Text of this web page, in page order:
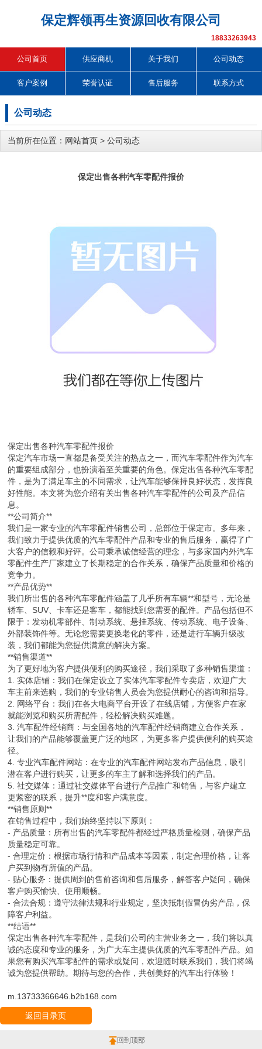
保定辉领再生资源回收有限公司
18833263943
公司首页 供应商机 关于我们 公司动态
客户案例 荣誉认证 售后服务 联系方式
公司动态
当前所在位置： 网站首页 > 公司动态
保定出售各种汽车零配件报价
保定出售各种汽车零配件报价
保定汽车市场一直都是备受关注的热点之一，而汽车零配件作为汽车
的重要组成部分，也扮演着至关重要的角色。保定出售各种汽车零配
件，是为了满足车主的不同需求，让汽车能够保持良好状态，发挥良
好性能。本文将为您介绍有关出售各种汽车零配件的公司及产品信
息。
**公司简介**
我们是一家专业的汽车零配件销售公司，总部位于保定市。多年来，
我们致力于提供优质的汽车零配件产品和专业的售后服务，赢得了广
大客户的信赖和好评。公司秉承诚信经营的理念，与多家国内外汽车
零配件生产厂家建立了长期稳定的合作关系，确保产品质量和价格的
竞争力。
**产品优势**
我们所出售的各种汽车零配件涵盖了几乎所有车辆**和型号，无论是
轿车、SUV、卡车还是客车，都能找到您需要的配件。产品包括但不
限于：发动机零部件、制动系统、悬挂系统、传动系统、电子设备、
外部装饰件等。无论您需要更换老化的零件，还是进行车辆升级改
装，我们都能为您提供满意的解决方案。
**销售渠道**
为了更好地为客户提供便利的购买途径，我们采取了多种销售渠道：
1. 实体店铺：我们在保定设立了实体汽车零配件专卖店，欢迎广大
车主前来选购，我们的专业销售人员会为您提供耐心的咨询和指导。
2. 网络平台：我们在各大电商平台开设了在线店铺，方便客户在家
就能浏览和购买所需配件，轻松解决购买难题。
3. 汽车配件经销商：与全国各地的汽车配件经销商建立合作关系，
让我们的产品能够覆盖更广泛的地区，为更多客户提供便利的购买途
径。
4. 专业汽车配件网站：在专业的汽车配件网站发布产品信息，吸引
潜在客户进行购买，让更多的车主了解和选择我们的产品。
5. 社交媒体：通过社交媒体平台进行产品推广和销售，与客户建立
更紧密的联系，提升**度和客户满意度。
**销售原则**
在销售过程中，我们始终坚持以下原则：
- 产品质量：所有出售的汽车零配件都经过严格质量检测，确保产品
质量稳定可靠。
- 合理定价：根据市场行情和产品成本等因素，制定合理价格，让客
户买到物有所值的产品。
- 贴心服务：提供周到的售前咨询和售后服务，解答客户疑问，确保
客户购买愉快、使用顺畅。
- 合法合规：遵守法律法规和行业规定，坚决抵制假冒伪劣产品，保
障客户利益。
**结语**
保定出售各种汽车零配件，是我们公司的主营业务之一，我们将以真
诚的态度和专业的服务，为广大车主提供优质的汽车零配件产品。如
果您有购买汽车零配件的需求或疑问，欢迎随时联系我们，我们将竭
诚为您提供帮助。期待与您的合作，共创美好的汽车出行体验！
m.13733366646.b2b168.com
返回目录页
回到顶部